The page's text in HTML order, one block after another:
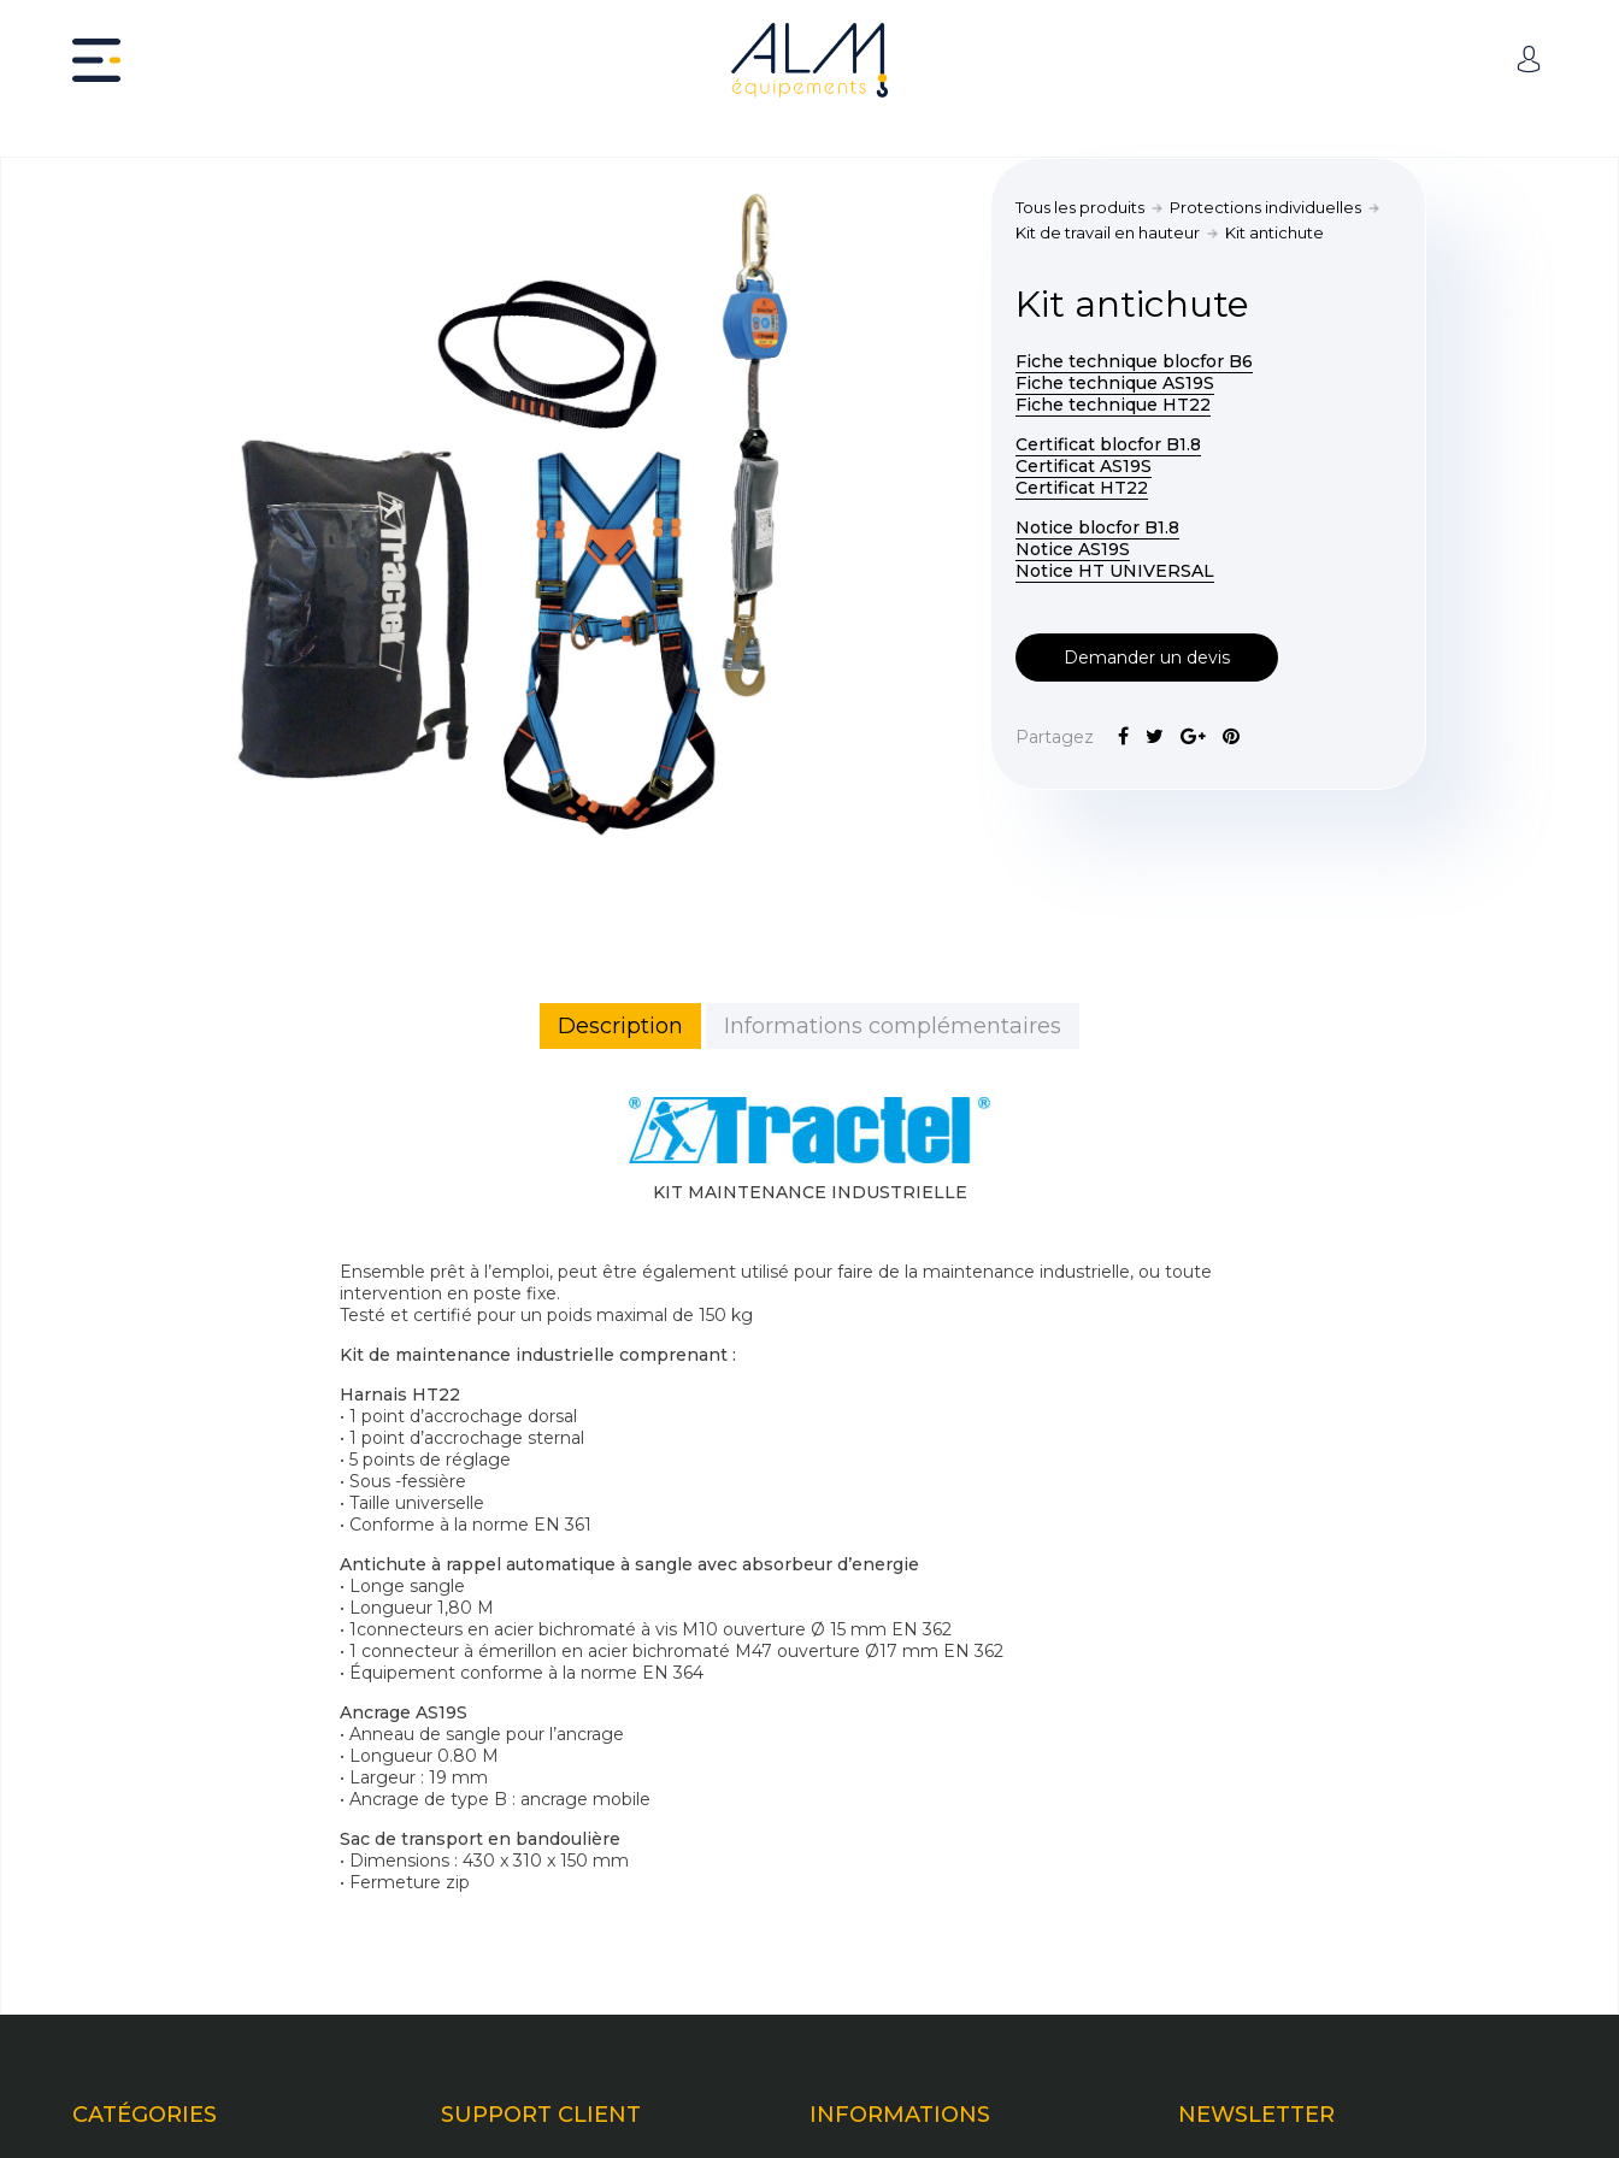
Tous les produits
Protections individuelles
Kit de travail en hauteur
Kit antichute
Kit antichute
Fiche technique blocfor B6
Fiche technique AS19S
Fiche technique HT22
Certificat blocfor B1.8
Certificat AS19S
Certificat HT22
Notice blocfor B1.8
Notice AS19S
Notice HT UNIVERSAL
Demander un devis
Partagez
Description Informations complémentaires
KIT MAINTENANCE INDUSTRIELLE
Ensemble prêt à l’emploi, peut être également utilisé pour faire de la maintenance industrielle, ou toute
intervention en poste fixe.
Testé et certifié pour un poids maximal de 150 kg
Kit de maintenance industrielle comprenant :
Harnais HT22
• 1 point d’accrochage dorsal
• 1 point d’accrochage sternal
• 5 points de réglage
• Sous -fessière
• Taille universelle
• Conforme à la norme EN 361
Antichute à rappel automatique à sangle avec absorbeur d’energie
• Longe sangle
• Longueur 1,80 M
• 1connecteurs en acier bichromaté à vis M10 ouverture Ø 15 mm EN 362
• 1 connecteur à émerillon en acier bichromaté M47 ouverture Ø17 mm EN 362
• Équipement conforme à la norme EN 364
Ancrage AS19S
• Anneau de sangle pour l’ancrage
• Longueur 0.80 M
• Largeur : 19 mm
• Ancrage de type B : ancrage mobile
Sac de transport en bandoulière
• Dimensions : 430 x 310 x 150 mm
• Fermeture zip
CATÉGORIES SUPPORT CLIENT INFORMATIONS NEWSLETTER